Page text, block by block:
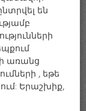
են
առանց
, եթե
Երաշխիք,